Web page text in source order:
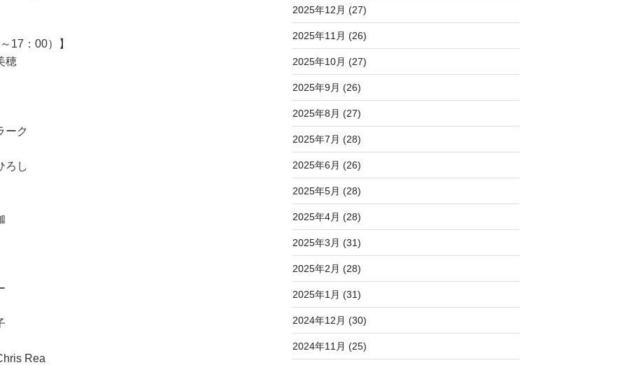
17：00）】
穂
ク
し
Rea
2025年12月 (27)
2025年11月 (26)
2025年10月 (27)
2025年9月 (26)
2025年8月 (27)
2025年7月 (28)
2025年6月 (26)
2025年5月 (28)
2025年4月 (28)
2025年3月 (31)
2025年2月 (28)
2025年1月 (31)
2024年12月 (30)
2024年11月 (25)